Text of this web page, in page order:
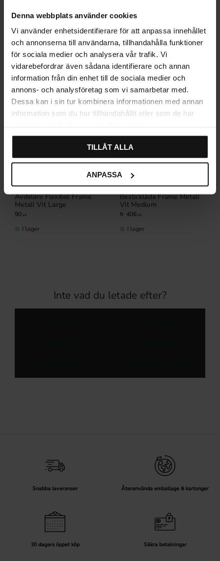
Denna webbplats använder cookies
Vi använder enhetsidentifierare för att anpassa innehållet
och annonserna till användarna, tillhandahålla funktioner
för sociala medier och analysera vår trafik. Vi
vidarebefordrar även sådana identifierare och annan
information från din enhet till de sociala medier och
annons- och analysföretag som vi samarbetar med.
Dessa kan i sin tur kombinera informationen med annan
information som du har tillhandahållit eller som de har
TILLÅT ALLA
ANPASSA
Relaterade produkter
Avdelare Flexibel Frame
Metall Vit Large
90 KR
I lager
Besticklåda Frame Metall
Vit Medium
406 KR
I lager
Inte vad du letade efter?
Snabba leveranser Återanvända emballage & kartonger
30 dagars öppet köp Säkra betalningar